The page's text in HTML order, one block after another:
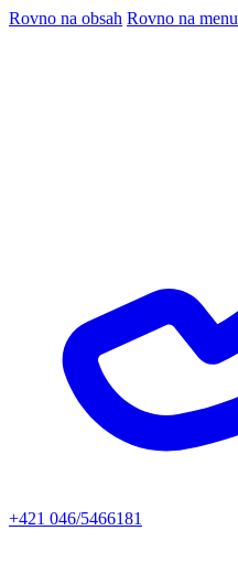
Rovno na obsah Rovno na menu
+421 046/5466181